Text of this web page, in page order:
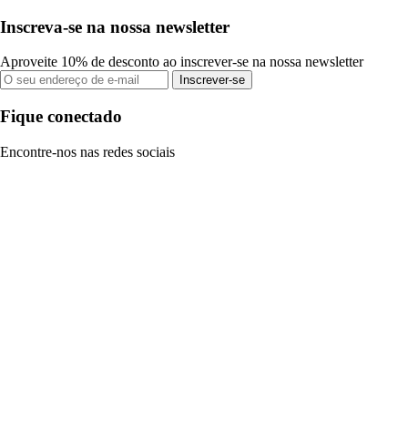
Inscreva-se na nossa newsletter
Aproveite 10% de desconto ao inscrever-se na nossa newsletter
Inscrever-se
Fique conectado
Encontre-nos nas redes sociais